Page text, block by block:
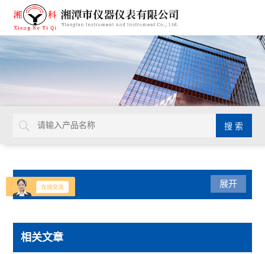
产品分类
低温膨胀仪
展开
相关文章